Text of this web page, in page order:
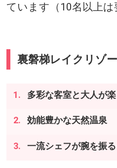
ています（10名以上は
裏磐梯レイクリゾ
多彩な客室と大人が
効能豊かな天然温泉
一流シェフが腕を振